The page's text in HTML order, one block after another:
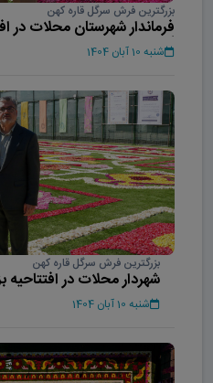
بزرگترین فرش سرگل قاره کهن
فرماندار شهرستان محلات در
گل آسیا
شنبه 10 آبان 1404
بزرگترین فرش سرگل قاره کهن
شهردار محلات در
شنبه 10 آبان 1404